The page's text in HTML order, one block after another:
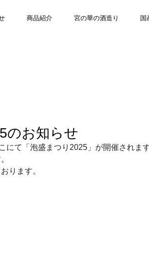
商品紹介 宮の華の酒造り 国
のお知らせ
にて「泡盛まつり2025」が開催されます
ります。